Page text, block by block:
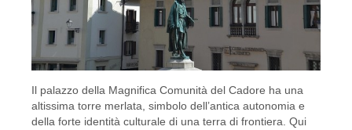
Il palazzo della Magnifica Comunità del Cadore ha una
altissima torre merlata, simbolo dell’antica autonomia e
della forte identità culturale di una terra di frontiera. Qui